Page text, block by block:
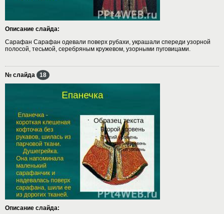
Описание слайда:
Сарафан Сарафан одевали поверх рубахи, украшали спереди узорной
полосой, тесьмой, серебряным кружевом, узорными пуговицами.
№ слайда 18
Описание слайда: